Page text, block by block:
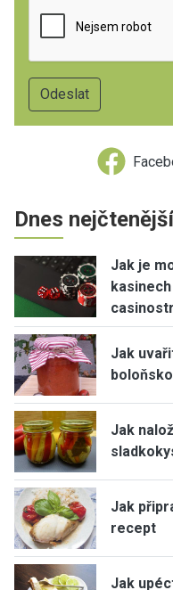
Dnes nejčtenější
Jak je
Jak
Jak
Jak
recept
Jak